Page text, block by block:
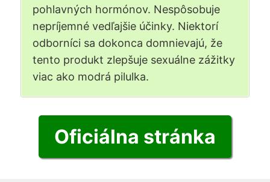
pohlavných hormónov. Nespôsobuje
nepríjemné vedľajšie účinky. Niektorí
odborníci sa dokonca domnievajú, že
tento produkt zlepšuje sexuálne zážitky
viac ako modrá pilulka.
Oficiálna stránka